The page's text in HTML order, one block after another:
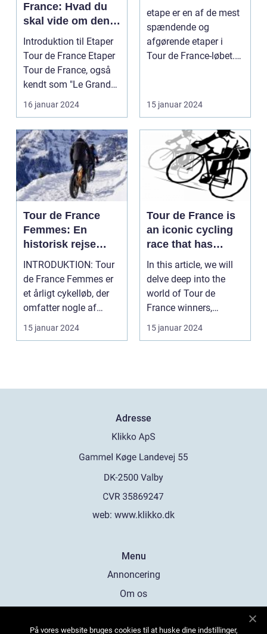
France: Hvad du
skal vide om den
ultimative
cykelløbsudfordrin
g
Introduktion til Etaper
Tour de France Etaper
Tour de France, også
kendt som "Le Grand
Boucle", er ...
16 januar 2024
etape er en af de mest
spændende og
afgørende etaper i
Tour de France-løbet.
15 januar 2024
Tour de France
Femmes: En
historisk rejse
gennem kvinders
cykelløb
INTRODUKTION: Tour
de France Femmes er
et årligt cykelløb, der
omfatter nogle af
verdens bedste kvi...
15 januar 2024
Tour de France is
an iconic cycling
race that has
captivated sports
and leisure
enthusiasts for
over a century
In this article, we will
delve deep into the
world of Tour de
France winners,
shedding light on
thei...
15 januar 2024
Adresse
web: www.klikko.dk
Menu
Annoncering
Om os
På vores website bruges cookies til at huske dine indstillinger,